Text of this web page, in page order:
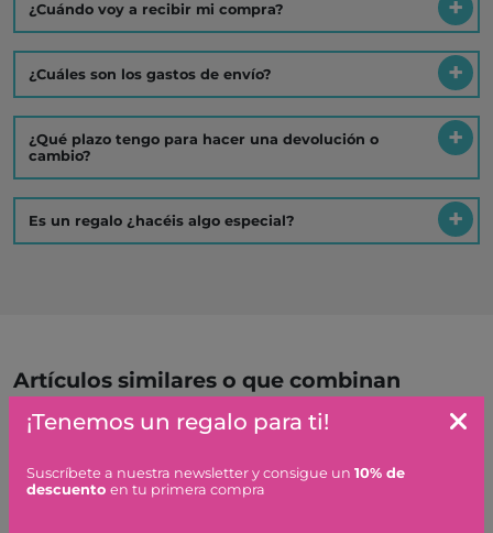
¿Cuándo voy a recibir mi compra?
¿Cuáles son los gastos de envío?
¿Qué plazo tengo para hacer una devolución o
cambio?
Es un regalo ¿hacéis algo especial?
Artículos similares o que combinan
MENTA MAILEG
¡Tenemos un regalo para ti!
Suscríbete a nuestra newsletter y consigue un 10% de
descuento en tu primera compra